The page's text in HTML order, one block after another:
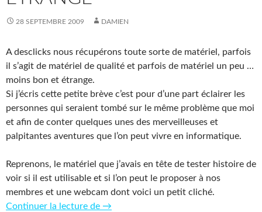
28 SEPTEMBRE 2009 DAMIEN
A desclicks nous récupérons toute sorte de matériel, parfois
il s’agit de matériel de qualité et parfois de matériel un peu …
moins bon et étrange.
Si j’écris cette petite brève c’est pour d’une part éclairer les
personnes qui seraient tombé sur le même problème que moi
et afin de conter quelques unes des merveilleuses et
palpitantes aventures que l’on peut vivre en informatique.
Reprenons, le matériel que j’avais en tête de tester histoire de
voir si il est utilisable et si l’on peut le proposer à nos
membres et une webcam dont voici un petit cliché.
Continuer la lecture de Récupération de matériel : webcam
→